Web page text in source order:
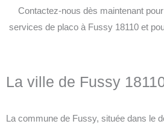
Contactez-nous dès maintenant
services de placo à Fussy 18110 et
La ville de Fussy
La commune de Fussy, située dans le